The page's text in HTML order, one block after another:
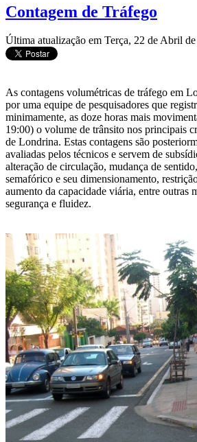
Contagem de Tráfego
Última atualização em Terça, 22 de Abril
As contagens volumétricas de tráfego em
por uma equipe de pesquisadores que
minimamente, as doze horas mais
19:00) o volume de trânsito nos principais
de Londrina. Estas contagens são
avaliadas pelos técnicos e servem de
alteração de circulação, mudança de
semafórico e seu dimensionamento,
aumento da capacidade viária, entre outras
segurança e fluidez.